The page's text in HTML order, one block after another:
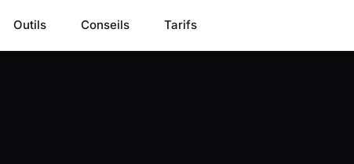
Outils Conseils Tarifs